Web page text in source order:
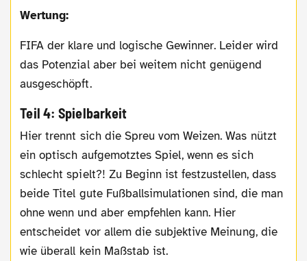
Wertung:
FIFA der klare und logische Gewinner. Leider wird
das Potenzial aber bei weitem nicht genügend
ausgeschöpft.
Teil 4: Spielbarkeit
Hier trennt sich die Spreu vom Weizen. Was nützt
ein optisch aufgemotztes Spiel, wenn es sich
schlecht spielt?! Zu Beginn ist festzustellen, dass
beide Titel gute Fußballsimulationen sind, die man
ohne wenn und aber empfehlen kann. Hier
entscheidet vor allem die subjektive Meinung, die
wie überall kein Maßstab ist.